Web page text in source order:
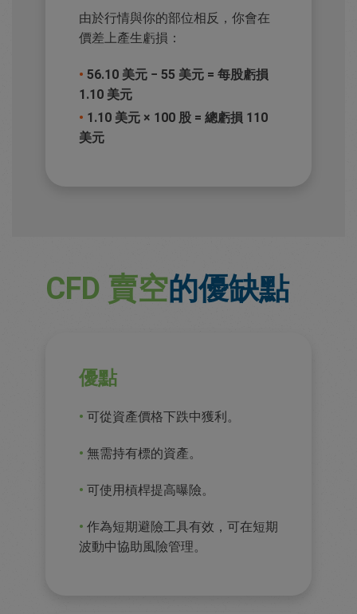
由於行情與你的部位相反，你會在
價差上產生虧損：
• 56.10 美元 − 55 美元 = 每股虧損
1.10 美元
• 1.10 美元 × 100 股 = 總虧損 110
美元
CFD 賣空的優缺點
優點
• 可從資產價格下跌中獲利。
• 無需持有標的資產。
• 可使用槓桿提高曝險。
• 作為短期避險工具有效，可在短期
波動中協助風險管理。